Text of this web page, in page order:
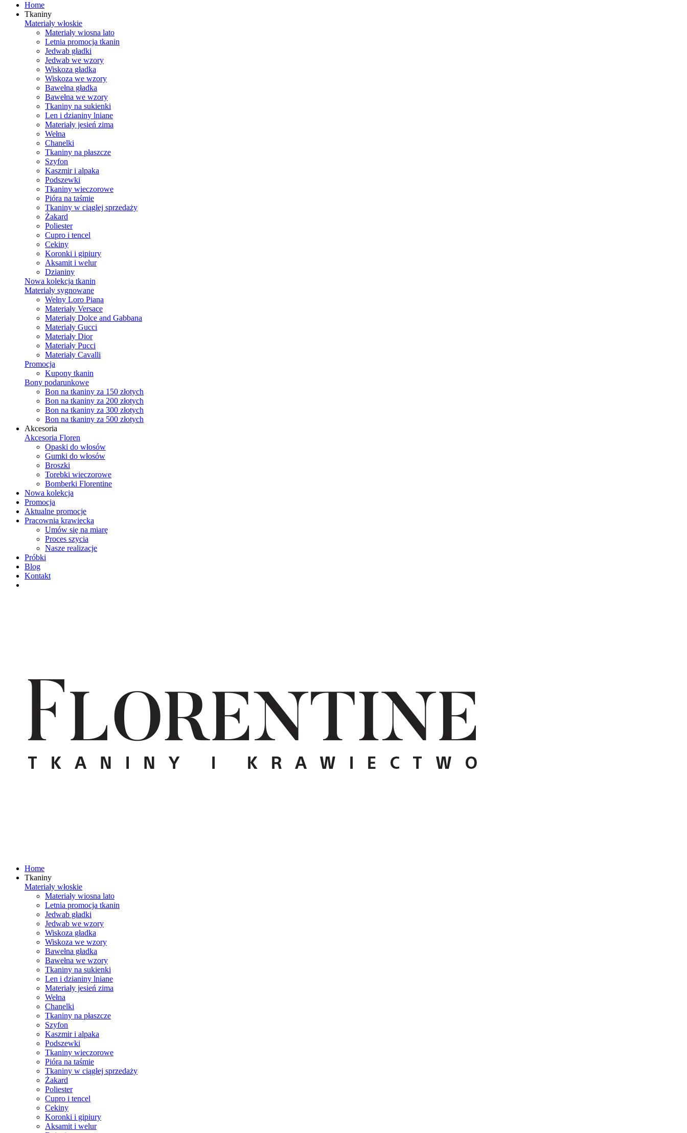
Home
Tkaniny
Materiały włoskie
Materiały wiosna lato
Letnia promocja tkanin
Jedwab gładki
Jedwab we wzory
Wiskoza gładka
Wiskoza we wzory
Bawełna gładka
Bawełna we wzory
Tkaniny na sukienki
Len i dzianiny lniane
Materiały jesień zima
Wełna
Chanelki
Tkaniny na płaszcze
Szyfon
Kaszmir i alpaka
Podszewki
Tkaniny wieczorowe
Pióra na taśmie
Tkaniny w ciągłej sprzedaży
Żakard
Poliester
Cupro i tencel
Cekiny
Koronki i gipiury
Aksamit i welur
Dzianiny
Nowa kolekcja tkanin
Materiały sygnowane
Wełny Loro Piana
Materiały Versace
Materiały Dolce and Gabbana
Materiały Gucci
Materiały Dior
Materiały Pucci
Materiały Cavalli
Promocja
Kupony tkanin
Bony podarunkowe
Bon na tkaniny za 150 złotych
Bon na tkaniny za 200 złotych
Bon na tkaniny za 300 złotych
Bon na tkaniny za 500 złotych
Akcesoria
Akcesoria Floren
Opaski do włosów
Gumki do włosów
Broszki
Torebki wieczorowe
Bomberki Florentine
Nowa kolekcja
Promocja
Aktualne promocje
Pracownia krawiecka
Umów się na miarę
Proces szycia
Nasze realizacje
Próbki
Blog
Kontakt
Home
Tkaniny
Materiały włoskie
Materiały wiosna lato
Letnia promocja tkanin
Jedwab gładki
Jedwab we wzory
Wiskoza gładka
Wiskoza we wzory
Bawełna gładka
Bawełna we wzory
Tkaniny na sukienki
Len i dzianiny lniane
Materiały jesień zima
Wełna
Chanelki
Tkaniny na płaszcze
Szyfon
Kaszmir i alpaka
Podszewki
Tkaniny wieczorowe
Pióra na taśmie
Tkaniny w ciągłej sprzedaży
Żakard
Poliester
Cupro i tencel
Cekiny
Koronki i gipiury
Aksamit i welur